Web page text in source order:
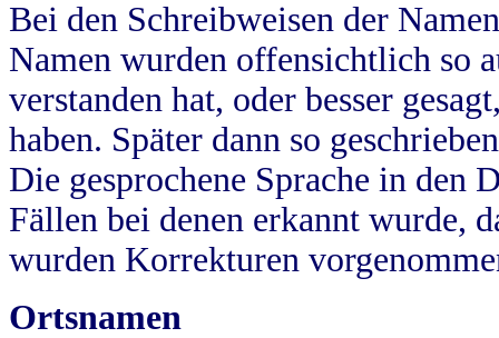
Bei den Schreibweisen der
Namen wurden offensichtlich so
verstanden hat, oder besser
haben. Später dann so
Die gesprochene Sprache in
Fällen bei denen erkannt wurde,
wurden Korrekturen
Ortsnamen